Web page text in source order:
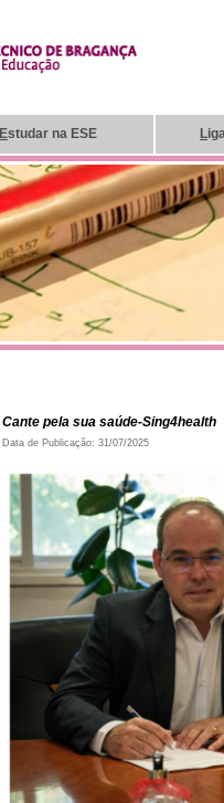
Estudar na ESE L
Cante pela sua saúde-Sing4health
Data de Publicação: 31/07/2025